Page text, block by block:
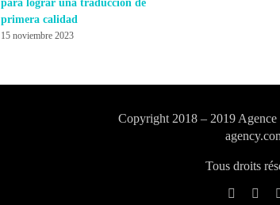
para lograr una traducción de
primera calidad
15 noviembre 2023
Copyright 2018 – 2019
Tous droits